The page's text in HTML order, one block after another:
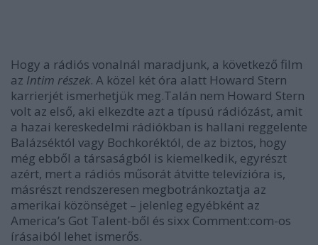
Hogy a rádiós vonalnál maradjunk, a következő film
az Intim részek. A közel két óra alatt Howard Stern
karrierjét ismerhetjük meg.Talán nem Howard Stern
volt az első, aki elkezdte azt a típusú rádiózást, amit
a hazai kereskedelmi rádiókban is hallani reggelente
Balázséktól vagy Bochkoréktól, de az biztos, hogy
még ebből a társaságból is kiemelkedik, egyrészt
azért, mert a rádiós műsorát átvitte televízióra is,
másrészt rendszeresen megbotránkoztatja az
amerikai közönséget – jelenleg egyébként az
America’s Got Talent-ből és sixx Comment:com-os
írásaiból lehet ismerős.